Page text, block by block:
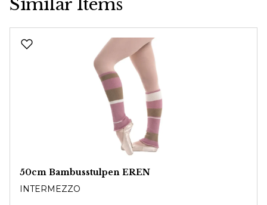
Similar Items
50cm Bambusstulpen EREN
INTERMEZZO